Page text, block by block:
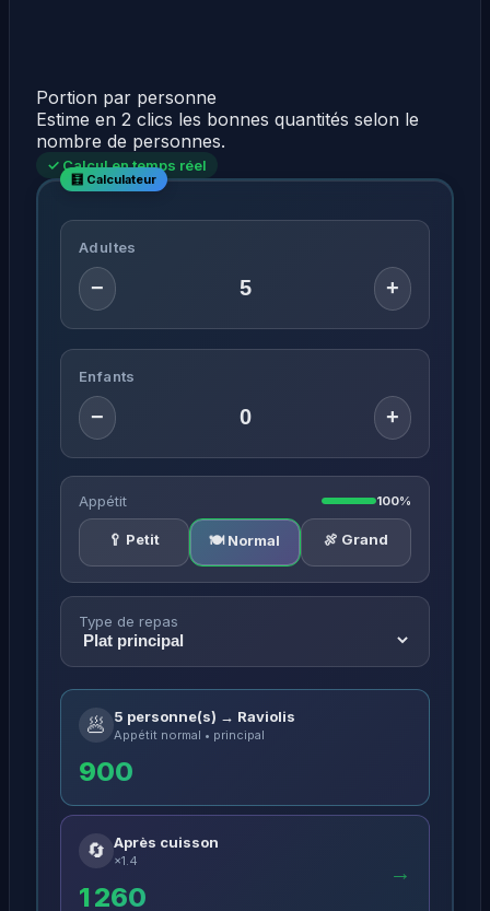
Portion par personne
Estime en 2 clics les bonnes quantités selon le
nombre de personnes.
✓ Calcul en temps réel
Adultes
− +
Enfants
− +
Appétit 100%
🥄 Petit 🍽️ Normal 🍖 Grand
Type de repas
🥟 5 personne(s) → Raviolis
Appétit normal • principal
900
🔄 Après cuisson
×1.4
1 260
→